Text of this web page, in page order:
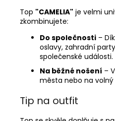
Top "CAMELIA" je velmi
zkombinujete:
Do společnosti –
oslavy, zahradní
společenské události.
Na běžné nošení –
města nebo na volný
Tip na outfit